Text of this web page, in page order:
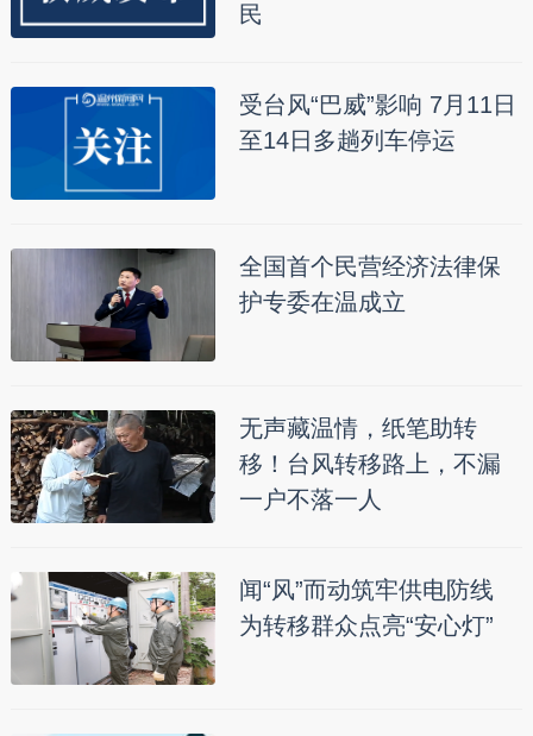
民
受台风“巴威”影响 7月11日
至14日多趟列车停运
全国首个民营经济法律保
护专委在温成立
无声藏温情，纸笔助转
移！台风转移路上，不漏
一户不落一人
闻“风”而动筑牢供电防线
为转移群众点亮“安心灯”